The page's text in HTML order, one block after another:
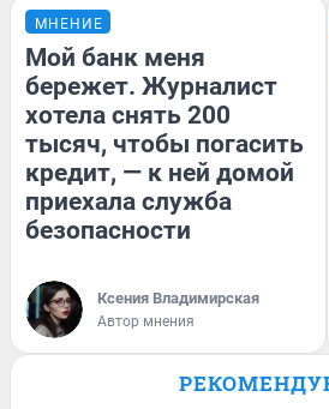
МНЕНИЕ
Мой банк меня
бережет. Журналист
хотела снять 200
тысяч, чтобы погасить
кредит, — к ней домой
приехала служба
безопасности
Ксения Владимирская
Автор мнения